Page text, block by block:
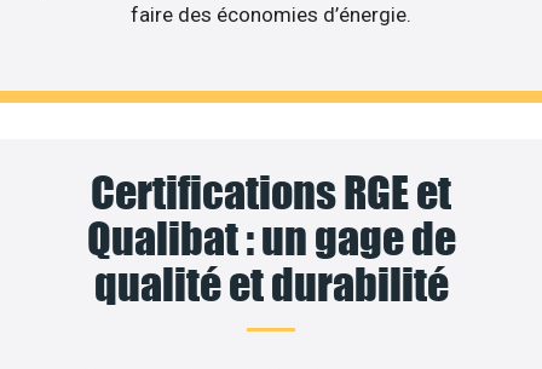
faire des économies d’énergie.
Certifications RGE et
Qualibat : un gage de
qualité et durabilité